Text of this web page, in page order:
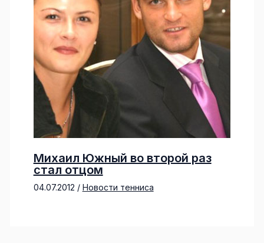
Михаил Южный во второй раз
стал отцом
04.07.2012 / Новости тенниса